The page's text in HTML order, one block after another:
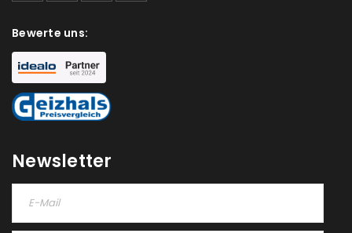
NEWSLETTER ABONNIEREN
Please select all the ways you would like to hear from
us
akzeptiere die
Bewerte uns:
Newsletter